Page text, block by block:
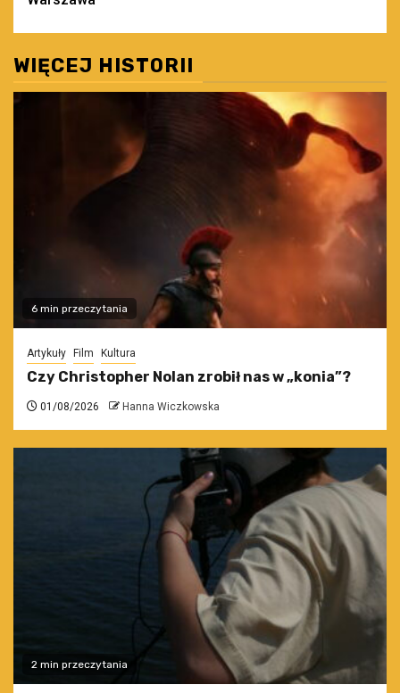
WIĘCEJ HISTORII
6 min przeczytania
Artykuły Film Kultura
Czy Christopher Nolan zrobił nas w „konia”?
01/08/2026 Hanna Wiczkowska
2 min przeczytania